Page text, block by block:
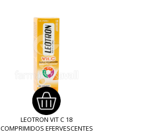
LEOTRON VIT C 18
COMPRIMIDOS EFERVESCENTES